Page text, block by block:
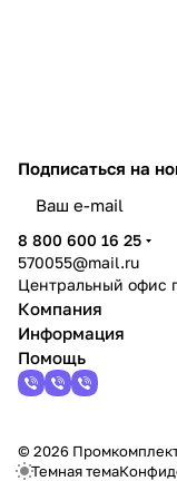
Подписаться на
8 800 600 16 25
570055@mail.ru
Центральный офис
Компания
Информация
Помощь
© 2026
Темная тема